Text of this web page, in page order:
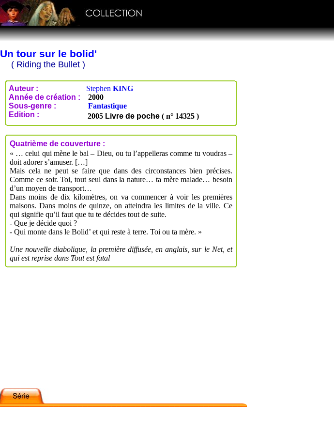
Un tour sur le bolid'
( Riding the Bullet )
Auteur : Stephen KING
Année de création :
2000
Sous-genre :
Fantastique
Edition :
2005 Livre de poche ( n° 14325 )
Quatrième de couverture :
« … celui qui mène le bal – Dieu, ou tu l’appelleras comme tu voudras –
doit adorer s’amuser. […]
Mais cela ne peut se faire que dans des circonstances bien précises.
Comme ce soir. Toi, tout seul dans la nature… ta mère malade… besoin
d’un moyen de transport…
Dans moins de dix kilomètres, on va commencer à voir les premières
maisons. Dans moins de quinze, on atteindra les limites de la ville. Ce
qui signifie qu’il faut que tu te décides tout de suite.
- Que je décide quoi ?
- Qui monte dans le Bolid’ et qui reste à terre. Toi ou ta mère. »
Une nouvelle diabolique, la première diffusée, en anglais, sur le Net, et
qui est reprise dans Tout est fatal